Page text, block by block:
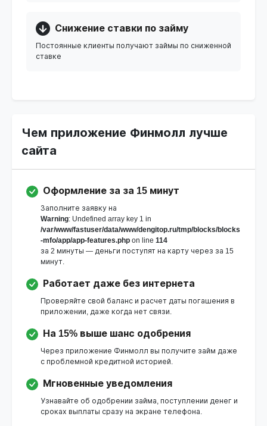
Снижение ставки по займу
Постоянные клиенты получают займы по сниженной
ставке
Чем приложение Финмолл лучше
сайта
Оформление за за 15 минут
Заполните заявку на
Warning: Undefined array key 1 in
/var/www/fastuser/data/www/dengitop.ru/tmp/blocks/blocks
-mfo/app/app-features.php on line 114
за 2 минуты — деньги поступят на карту через за 15
минут.
Работает даже без интернета
Проверяйте свой баланс и расчет даты погашения в
приложении, даже когда нет связи.
На 15% выше шанс одобрения
Через приложение Финмолл вы получите займ даже
с проблемной кредитной историей.
Мгновенные уведомления
Узнавайте об одобрении займа, поступлении денег и
сроках выплаты сразу на экране телефона.